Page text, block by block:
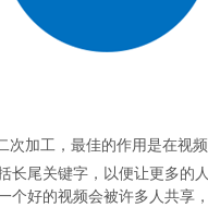
工，最佳的作用是在视频
尾关键字，以便让更多的
好的视频会被许多人共享